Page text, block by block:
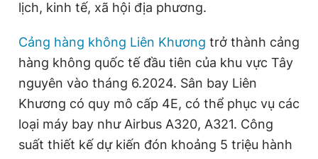
lịch, kinh tế, xã hội địa phương.
Cảng hàng không Liên Khương trở thành cảng
hàng không quốc tế đầu tiên của khu vực Tây
nguyên vào tháng 6.2024. Sân bay Liên
Khương có quy mô cấp 4E, có thể phục vụ các
loại máy bay như Airbus A320, A321. Công
suất thiết kế dự kiến đón khoảng 5 triệu hành